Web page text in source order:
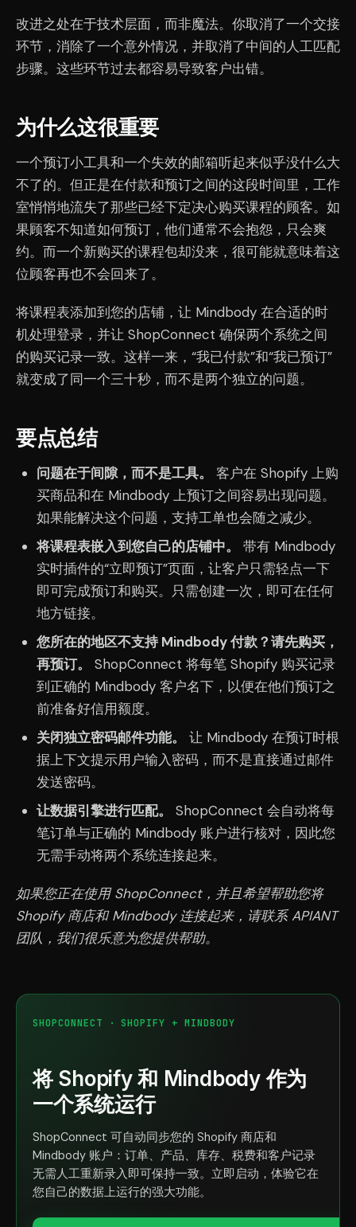
改进之处在于技术层面，而非魔法。你取消了一个交接
环节，消除了一个意外情况，并取消了中间的人工匹配
步骤。这些环节过去都容易导致客户出错。
为什么这很重要
一个预订小工具和一个失效的邮箱听起来似乎没什么大
不了的。但正是在付款和预订之间的这段时间里，工作
室悄悄地流失了那些已经下定决心购买课程的顾客。如
果顾客不知道如何预订，他们通常不会抱怨，只会爽
约。而一个新购买的课程包却没来，很可能就意味着这
位顾客再也不会回来了。
将课程表添加到您的店铺，让 Mindbody 在合适的时
机处理登录，并让 ShopConnect 确保两个系统之间
的购买记录一致。这样一来，“我已付款”和“我已预订”
就变成了同一个三十秒，而不是两个独立的问题。
要点总结
问题在于间隙，而不是工具。
客户在 Shopify 上购
买商品和在 Mindbody 上预订之间容易出现问题。
如果能解决这个问题，支持工单也会随之减少。
将课程表嵌入到您自己的店铺中。
带有 Mindbody
实时插件的“立即预订”页面，让客户只需轻点一下
即可完成预订和购买。只需创建一次，即可在任何
地方链接。
您所在的地区不支持 Mindbody 付款？请先购买，
再预订。
ShopConnect 将每笔 Shopify 购买记录
到正确的 Mindbody 客户名下，以便在他们预订之
前准备好信用额度。
关闭独立密码邮件功能。
让 Mindbody 在预订时根
据上下文提示用户输入密码，而不是直接通过邮件
发送密码。
让数据引擎进行匹配。
ShopConnect 会自动将每
笔订单与正确的 Mindbody 账户进行核对，因此您
无需手动将两个系统连接起来。
如果您正在使用 ShopConnect，并且希望帮助您将
Shopify 商店和 Mindbody 连接起来，请联系 APIANT
团队，我们很乐意为您提供帮助。
SHOPCONNECT · SHOPIFY + MINDBODY
将 Shopify 和 Mindbody 作为
一个系统运行
ShopConnect 可自动同步您的 Shopify 商店和
Mindbody 账户：订单、产品、库存、税费和客户记录
无需人工重新录入即可保持一致。立即启动，体验它在
您自己的数据上运行的强大功能。